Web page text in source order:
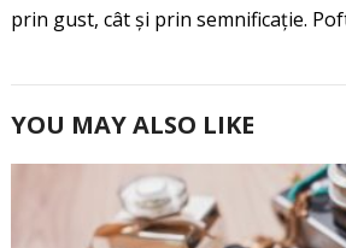
prin gust, cât și prin semnificație.
YOU MAY ALSO LIKE